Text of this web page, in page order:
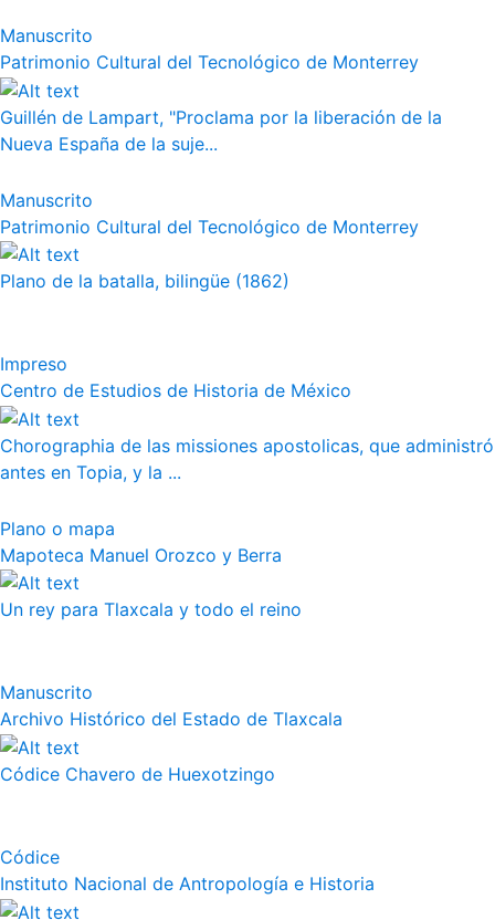
Manuscrito
Patrimonio Cultural del Tecnológico de Monterrey
Guillén de Lampart, "Proclama por la liberación de la
Nueva España de la suje...
Manuscrito
Patrimonio Cultural del Tecnológico de Monterrey
Plano de la batalla, bilingüe (1862)
Impreso
Centro de Estudios de Historia de México
Chorographia de las missiones apostolicas, que administró
antes en Topia, y la ...
Plano o mapa
Mapoteca Manuel Orozco y Berra
Un rey para Tlaxcala y todo el reino
Manuscrito
Archivo Histórico del Estado de Tlaxcala
Códice Chavero de Huexotzingo
Códice
Instituto Nacional de Antropología e Historia